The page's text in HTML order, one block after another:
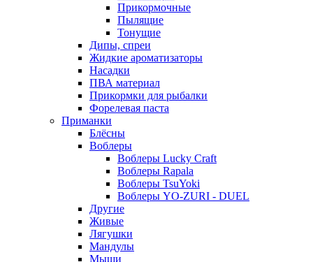
Прикормочные
Пылящие
Тонущие
Дипы, спреи
Жидкие ароматизаторы
Насадки
ПВА материал
Прикормки для рыбалки
Форелевая паста
Приманки
Блёсны
Воблеры
Воблеры Lucky Craft
Воблеры Rapala
Воблеры TsuYoki
Воблеры YO-ZURI - DUEL
Другие
Живые
Лягушки
Мандулы
Мыши